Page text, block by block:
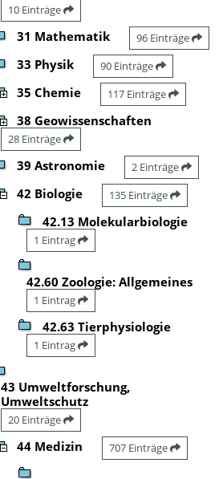
10 Einträge
31 Mathematik 96 Einträge
33 Physik 90 Einträge
35 Chemie 117 Einträge
38 Geowissenschaften
28 Einträge
39 Astronomie 2 Einträge
42 Biologie 135 Einträge
42.13 Molekularbiologie
1 Eintrag
42.60 Zoologie: Allgemeines
1 Eintrag
42.63 Tierphysiologie
1 Eintrag
43 Umweltforschung,
Umweltschutz
20 Einträge
44 Medizin 707 Einträge